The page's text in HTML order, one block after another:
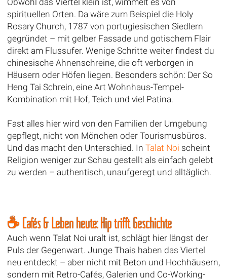
spirituellen Orten. Da wäre zum Beispiel die Holy
Rosary Church, 1787 von portugiesischen Siedlern
gegründet – mit gelber Fassade und gotischem Flair
direkt am Flussufer. Wenige Schritte weiter findest du
chinesische Ahnenschreine, die oft verborgen in
Häusern oder Höfen liegen. Besonders schön: Der So
Heng Tai Schrein, eine Art Wohnhaus-Tempel-
Kombination mit Hof, Teich und viel Patina.
Fast alles hier wird von den Familien der Umgebung
gepflegt, nicht von Mönchen oder Tourismusbüros.
Und das macht den Unterschied. In Talat Noi scheint
Religion weniger zur Schau gestellt als einfach gelebt
zu werden – authentisch, unaufgeregt und alltäglich.
☕ Cafés & Leben heute: Hip trifft Geschichte
Auch wenn Talat Noi uralt ist, schlägt hier längst der
Puls der Gegenwart. Junge Thais haben das Viertel
neu entdeckt – aber nicht mit Beton und Hochhäusern,
sondern mit Retro-Cafés, Galerien und Co-Working-